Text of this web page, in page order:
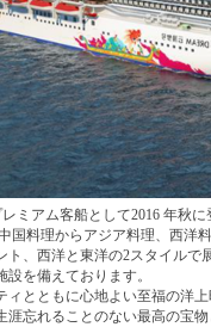
ミアム客船として2016 年秋
国料理からアジア料理、西
、西洋と東洋の2スタイル
を備えております。
とともに心地よい至福の洋上
忘れることのない最高の宝物